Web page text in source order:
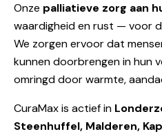
Onze palliatieve zorg aan
waardigheid en rust — voor
We zorgen ervoor dat
kunnen doorbrengen in hun
omringd door warmte,
CuraMax is actief in
Steenhuffel, Malderen,